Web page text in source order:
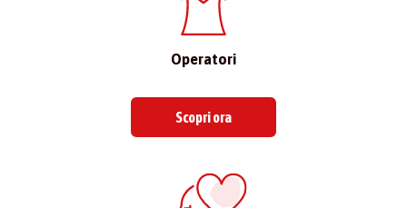
Operatori
Scopri ora